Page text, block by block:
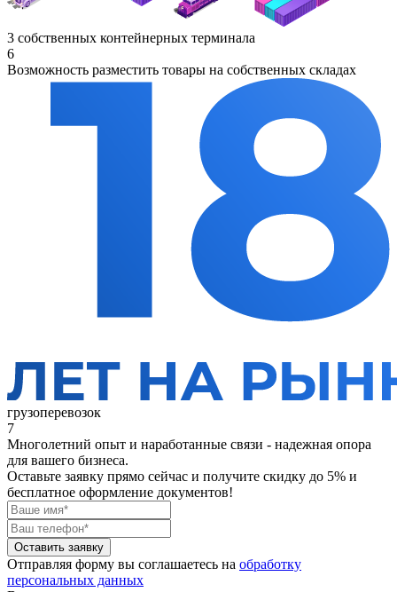
3 собственных контейнерных терминала
6
Возможность разместить товары на собственных складах
грузоперевозок
7
Многолетний опыт и наработанные связи - надежная опора
для вашего бизнеса.
Оставьте заявку прямо сейчас и получите скидку до 5% и
бесплатное оформление документов!
Оставить заявку
Отправляя форму вы соглашаетесь на обработку
персональных данных